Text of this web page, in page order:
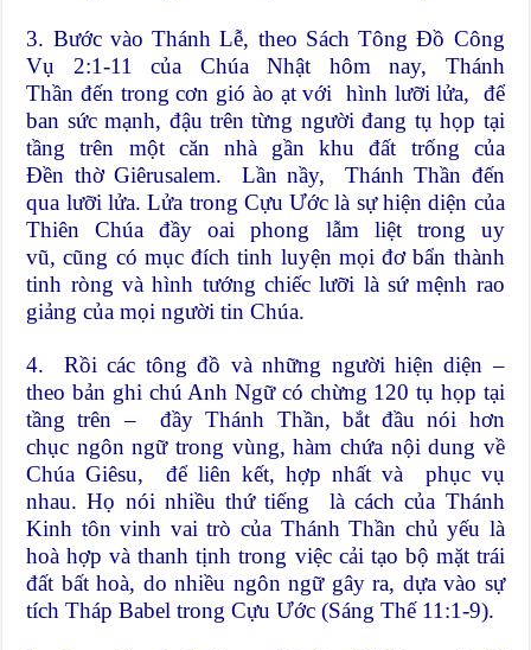
3. Bước vào Thánh Lễ, theo Sách Tông Đồ Công
Vụ 2:1-11 của Chúa Nhật hôm nay, Thánh
Thần đến trong cơn gió ào ạt với hình lưỡi lửa, để
ban sức mạnh, đậu trên từng người đang tụ họp tại
tầng trên một căn nhà gần khu đất trống của
Đền thờ Giêrusalem. Lần nầy, Thánh Thần đến
qua lưỡi lửa. Lửa trong Cựu Ước là sự hiện diện của
Thiên Chúa đầy oai phong lẫm liệt trong uy
vũ, cũng có mục đích tinh luyện mọi đơ bẩn thành
tinh ròng và hình tướng chiếc lưỡi là sứ mệnh rao
giảng của mọi người tin Chúa.
4. Rồi các tông đồ và những người hiện diện –
theo bản ghi chú Anh Ngữ có chừng 120 tụ họp tại
tầng trên – đầy Thánh Thần, bắt đầu nói hơn
chục ngôn ngữ trong vùng, hàm chứa nội dung về
Chúa Giêsu, để liên kết, hợp nhất và phục vụ
nhau. Họ nói nhiều thứ tiếng là cách của Thánh
Kinh tôn vinh vai trò của Thánh Thần chủ yếu là
hoà hợp và thanh tịnh trong việc cải tạo bộ mặt trái
đất bất hoà, do nhiều ngôn ngữ gây ra, dựa vào sự
tích Tháp Babel trong Cựu Ước (Sáng Thế 11:1-9).